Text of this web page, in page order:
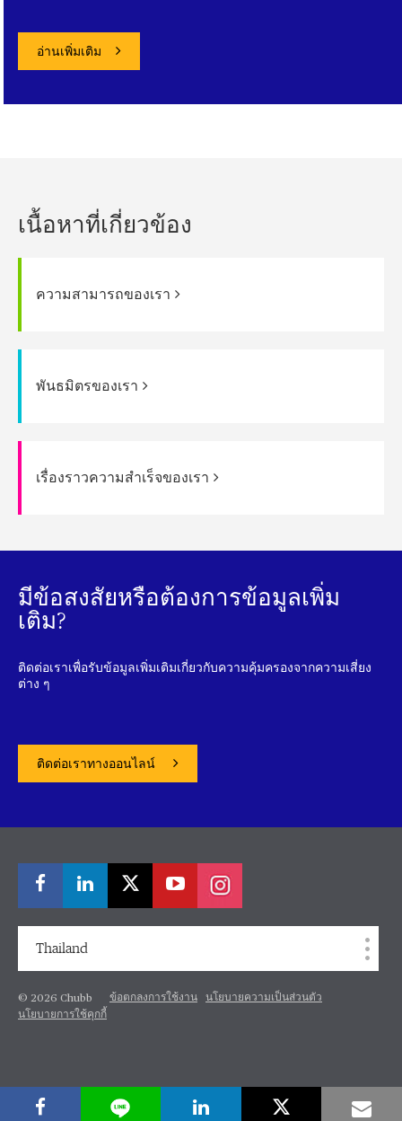
อ่านเพิ่มเติม
เนื้อหาที่เกี่ยวข้อง
ความสามารถของเรา
พันธมิตรของเรา
เรื่องราวความสำเร็จของเรา
มีข้อสงสัยหรือต้องการข้อมูลเพิ่ม
เติม?
ติดต่อเราเพื่อรับข้อมูลเพิ่มเติมเกี่ยวกับความคุ้มครองจากความเสี่ยง
ต่าง ๆ
ติดต่อเราทางออนไลน์
Thailand
© 2026 Chubb ข้อตกลงการใช้งาน
นโยบายความเป็นส่วนตัว
นโยบายการใช้คุกกี้